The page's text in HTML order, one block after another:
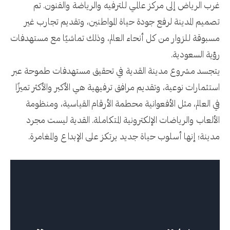
غرب الرياض إلى مركز عالمي للترفيه والرياضة والفنون. تم
تصميم المدينة لرفع جودة حياة المواطنين، وتقديم تجارب غير
مسبوقة للزوار من كل أنحاء العالم، وذلك تماشيًا مع مستهدفات
رؤية السعودية.
يتجسد مشروع مدينة القدية في تحقيق مستهدفات طموحة عبر
استثمارات نوعية، وتقديم مرافق ترفيهية هي الأكبر والأكثر تميزًا
في العالم، مثل الأفعوانية محطمة الأرقام القياسية، ومنظومة
الألعاب والرياضات الإلكترونية المتكاملة. القدية ليست مجرد
مدينة؛ إنها أسلوب حياة جديد يرتكز على الإبداع والمغامرة.